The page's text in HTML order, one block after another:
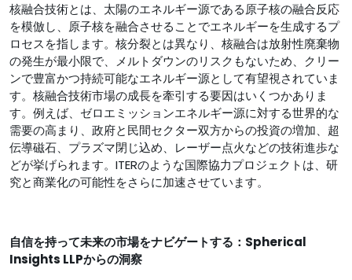
核融合技術とは、太陽のエネルギー源である原子核の融合反応
を模倣し、原子核を融合させることでエネルギーを生成するプ
ロセスを指します。核分裂とは異なり、核融合は放射性廃棄物
の発生が最小限で、メルトダウンのリスクもないため、クリー
ンで豊富かつ持続可能なエネルギー源として有望視されていま
す。核融合技術市場の成長を牽引する要因はいくつかありま
す。例えば、ゼロエミッションエネルギー源に対する世界的な
需要の高まり、政府と民間セクター双方からの投資の増加、超
伝導磁石、プラズマ閉じ込め、レーザー点火などの技術進歩な
どが挙げられます。ITERのような国際協力プロジェクトは、研
究と商業化の可能性をさらに加速させています。
自信を持って未来の市場をナビゲートする：Spherical
Insights LLPからの洞察